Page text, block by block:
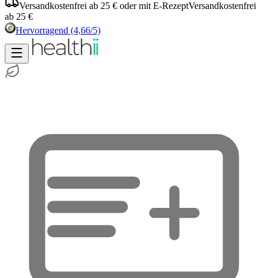
Versandkostenfrei ab 25 € oder mit E-RezeptVersandkostenfrei
ab 25 €
Hervorragend (4,66/5)